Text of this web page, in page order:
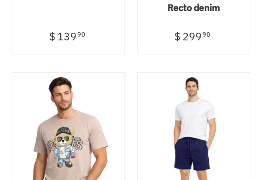
$ 13990
Recto denim
$ 29990